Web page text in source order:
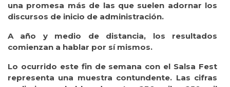
una promesa más de las que suelen adornar los
discursos de inicio de administración.
A año y medio de distancia, los resultados
comienzan a hablar por sí mismos.
Lo ocurrido este fin de semana con el Salsa Fest
representa una muestra contundente. Las cifras